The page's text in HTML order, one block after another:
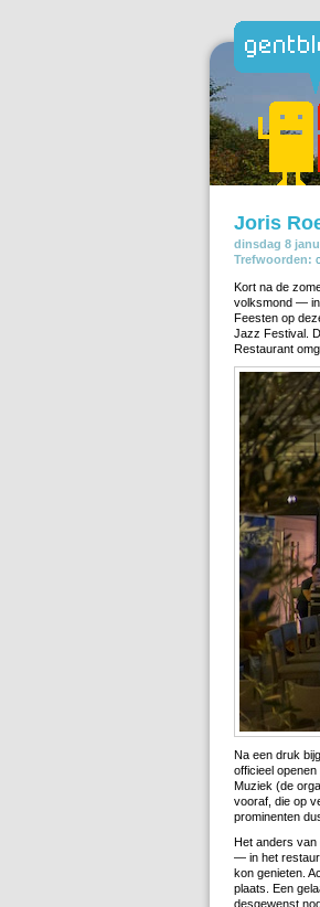
Joris
dinsdag 8
Trefwoorden:
Kort na de
volksmond — in
Feesten op
Jazz Festival.
Restaurant
Na een druk
officieel
Muziek (de
vooraf, die op
prominenten
Het anders
— in het
kon genieten.
plaats. Een
desgewenst